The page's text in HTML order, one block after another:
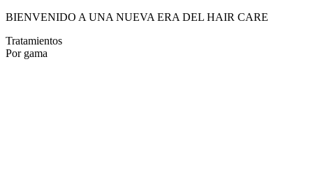
BIENVENIDO A UNA NUEVA ERA DEL HAIR CARE
Tratamientos
Por gama